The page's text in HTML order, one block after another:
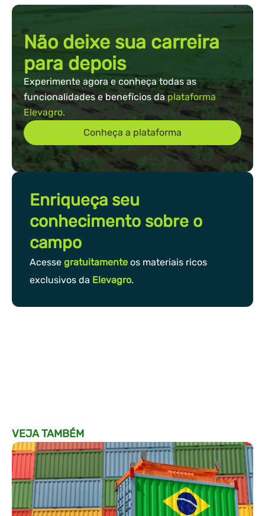
Não deixe sua carreira
para depois
Experimente agora e conheça todas as
funcionalidades e benefícios daplataforma
Elevagro.
Conheça a plataforma
Enriqueça seu
conhecimento sobre o
campo
Acesse gratuitamente os materiais ricos
exclusivos da Elevagro.
VEJA TAMBÉM